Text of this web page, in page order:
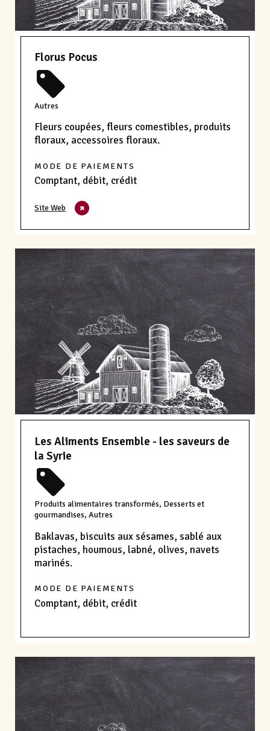
Florus Pocus
Autres
Fleurs coupées, fleurs comestibles, produits
floraux, accessoires floraux.
MODE DE PAIEMENTS
Comptant, débit, crédit
Site Web
Les Aliments Ensemble - les saveurs de
la Syrie
Produits alimentaires transformés, Desserts et
gourmandises, Autres
Baklavas, biscuits aux sésames, sablé aux
pistaches, houmous, labné, olives, navets
marinés.
MODE DE PAIEMENTS
Comptant, débit, crédit